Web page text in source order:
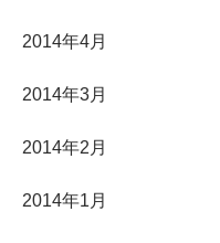
2014年4月
2014年3月
2014年2月
2014年1月